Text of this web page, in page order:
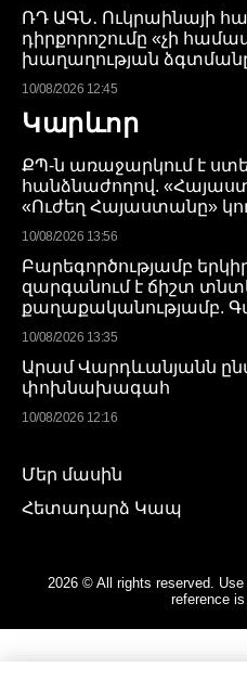
ՌԴ ԱԳՆ․ Ուկրաինայի
դիրքորոշումը «չի
խաղաղության
10/08/2026 12:45
Կարևոր
ՔՊ-ն առաջարկում է
հանձնաժողով.
«Ուժեղ Հայաստանը»
10/08/2026 13:56
Բարեգործությամբ
զարգանում է ճիշտ
քաղաքականությամբ.
10/08/2026 13:35
Արամ Վարդևանյանն
փոխնախագահ
10/08/2026 12:16
Մեր մասին
Հետադարձ Կապ
2026 © All rights reserved.
reference is